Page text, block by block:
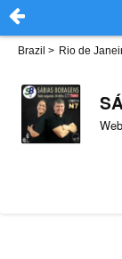
Brazil > Rio de
Web